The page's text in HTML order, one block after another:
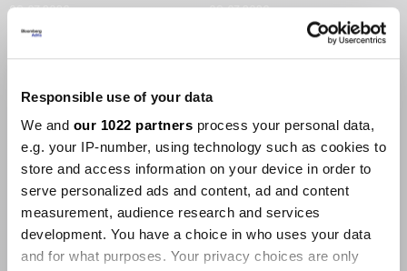
Responsible use of your data
We and our 1022 partners process your personal data,
e.g. your IP-number, using technology such as cookies to
store and access information on your device in order to
serve personalized ads and content, ad and content
measurement, audience research and services
development. You have a choice in who uses your data
and for what purposes. Your privacy choices are only
09.07.2026 09.07.2026
SVE VIJESTI IZ RUBRIKE ZOOM IN
Businessweek Adria
Korisnici GLP-1 lijekova mršave,
ekonomija se deblja
Visok trošak selidbe kompanija iz Kine